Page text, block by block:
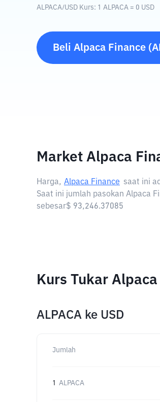
ALPACA/USD Kurs: 1 ALPACA = 0 USD
Beli Alpaca Finance (
Market Alpaca
Harga, Alpaca Finance saat ini
Saat ini jumlah pasokan Alpaca
sebesar$ 93,246.37085
Kurs Tukar
ALPACA ke USD
Jumlah
1 ALPACA